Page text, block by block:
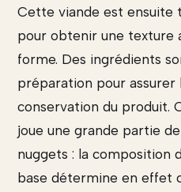
Cette viande est ensuite
pour obtenir une texture
forme. Des ingrédients
préparation pour assurer
conservation du produit.
joue une grande partie
nuggets : la composition
base détermine en effet